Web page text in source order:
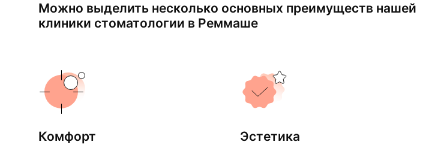
Можно выделить несколько основных преимуществ нашей
клиники стоматологии в Реммаше
Комфорт Эстетика